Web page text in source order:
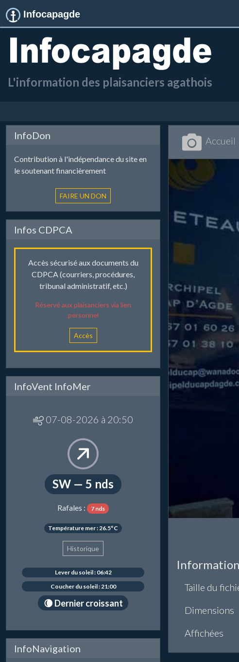
Infocapagde
L'information des plaisanciers agathois
InfoDon
Contribution à l'indépendance du site en
le soutenant financièrement
Infos CDPCA
Accès sécurisé aux documents du
CDPCA (courriers, procédures,
tribunal administratif, etc.)
Réservé aux plaisanciers via lien
personnel
Accès
InfoVent InfoMer
07-08-2026 à 20:50
SW — 5 nds
Rafales : 7 nds
Température mer : 26.5°C
Historique
Lever du soleil : 06:42
Coucher du soleil : 21:00
🌘 Dernier croissant
InfoNavigation
Accueil
Taille du
Dimensions
Affichées